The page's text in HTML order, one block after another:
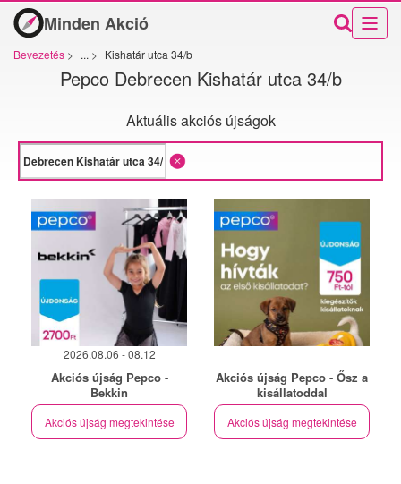
Minden Akció
Bevezetés > ... > Kishatár utca 34/b
Pepco Debrecen Kishatár utca 34/b
Aktuális akciós újságok
2026.08.06 - 08.12
Akciós újság Pepco -
Bekkin
Akciós újság megtekintése
Akciós újság Pepco - Ősz a
kisállatoddal
Akciós újság megtekintése